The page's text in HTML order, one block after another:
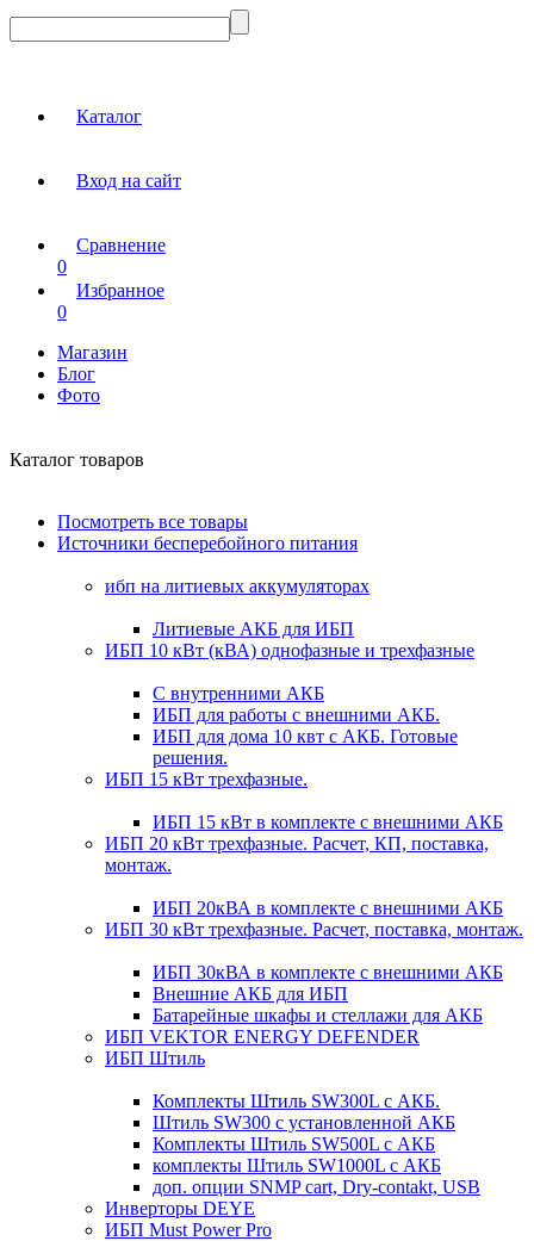
Каталог
Вход на сайт
Сравнение
0
Избранное
0
Магазин
Блог
Фото
Каталог товаров
Посмотреть все товары
Источники бесперебойного питания
ибп на литиевых аккумуляторах
Литиевые АКБ для ИБП
ИБП 10 кВт (кВА) однофазные и трехфазные
С внутренними АКБ
ИБП для работы с внешними АКБ.
ИБП для дома 10 квт с АКБ. Готовые
решения.
ИБП 15 кВт трехфазные.
ИБП 15 кВт в комплекте с внешними АКБ
ИБП 20 кВт трехфазные. Расчет, КП, поставка,
монтаж.
ИБП 20кВА в комплекте с внешними АКБ
ИБП 30 кВт трехфазные. Расчет, поставка, монтаж.
ИБП 30кВА в комплекте с внешними АКБ
Внешние АКБ для ИБП
Батарейные шкафы и стеллажи для АКБ
ИБП VEKTOR ENERGY DEFENDER
ИБП Штиль
Комплекты Штиль SW300L с АКБ.
Штиль SW300 с установленной АКБ
Комплекты Штиль SW500L с АКБ
комплекты Штиль SW1000L с АКБ
доп. опции SNMP cart, Dry-contakt, USB
Инверторы DEYE
ИБП Must Power Pro